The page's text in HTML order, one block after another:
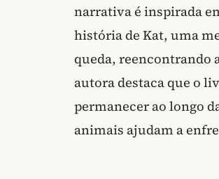
narrativa é inspirada
história de Kat, uma
queda, reencontrando
autora destaca que o
permanecer ao longo
animais ajudam a